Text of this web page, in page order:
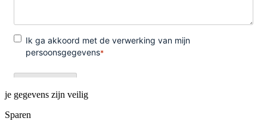
je gegevens zijn veilig
Sparen